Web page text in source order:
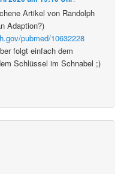
Artikel von Randolph
Adaption?)
pubmed/10632228
folgt einfach dem
Schlüssel im Schnabel ;)